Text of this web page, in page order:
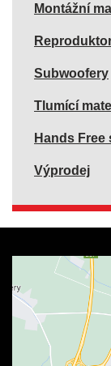
Montážní
Subwoofery
Tlumící
Hands Free
Výprodej